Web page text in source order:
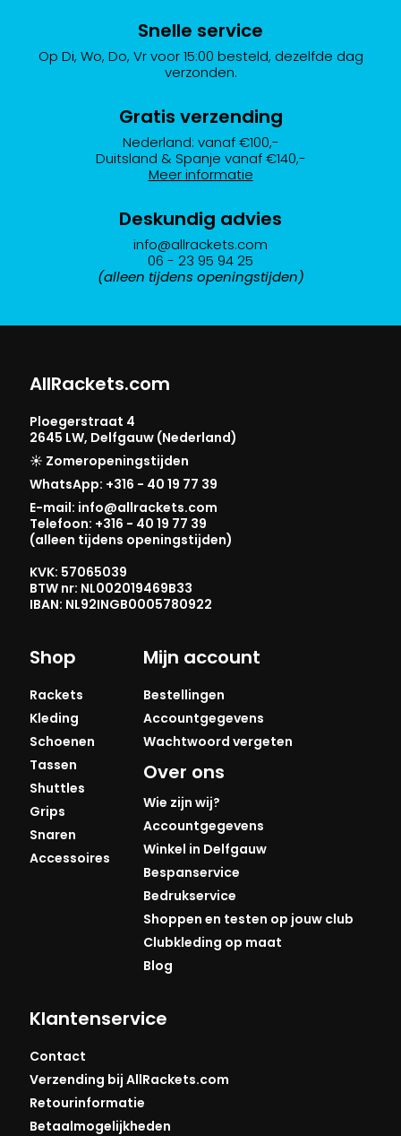
Snelle service
Op Di, Wo, Do, Vr voor 15:00 besteld, dezelfde dag
verzonden.
Gratis verzending
Nederland: vanaf €100,-
Duitsland & Spanje vanaf €140,-
Meer informatie
Deskundig advies
info@allrackets.com
06 - 23 95 94 25
(alleen tijdens openingstijden)
AllRackets.com
Ploegerstraat 4
2645 LW, Delfgauw (Nederland)
☀️ Zomeropeningstijden
WhatsApp: +316 - 40 19 77 39
E-mail: info@allrackets.com
Telefoon: +316 - 40 19 77 39
(alleen tijdens openingstijden)
KVK: 57065039
BTW nr: NL002019469B33
IBAN: NL92INGB0005780922
Shop
Rackets
Kleding
Schoenen
Tassen
Shuttles
Grips
Snaren
Accessoires
Mijn account
Bestellingen
Accountgegevens
Wachtwoord vergeten
Over ons
Wie zijn wij?
Accountgegevens
Winkel in Delfgauw
Bespanservice
Bedrukservice
Shoppen en testen op jouw club
Clubkleding op maat
Blog
Klantenservice
Contact
Verzending bij AllRackets.com
Retourinformatie
Betaalmogelijkheden